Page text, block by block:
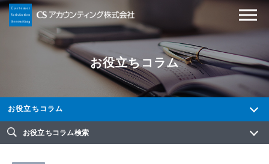
お役立ちコラム
お役立ちコラム
お役立ちコラム検索